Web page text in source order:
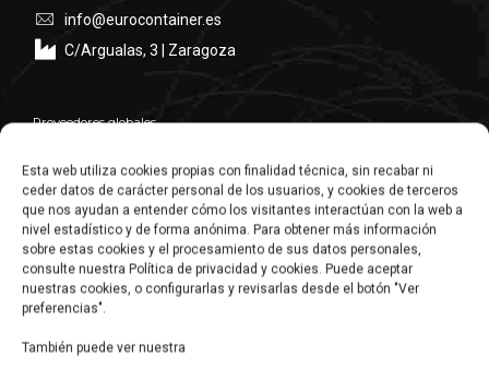
Esta web utiliza cookies propias con finalidad técnica, sin recabar ni
ceder datos de carácter personal de los usuarios, y cookies de terceros
que nos ayudan a entender cómo los visitantes interactúan con la web a
nivel estadístico y de forma anónima. Para obtener más información
sobre estas cookies y el procesamiento de sus datos personales,
consulte nuestra Política de privacidad y cookies. Puede aceptar
nuestras cookies, o configurarlas y revisarlas desde el botón "Ver
preferencias".
También puede ver nuestra
info@eurocontainer.es
C/Argualas, 3 | Zaragoza
Proveedores globales